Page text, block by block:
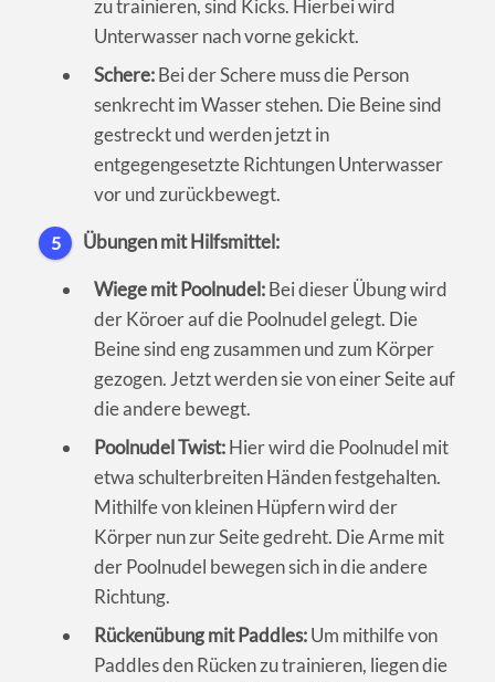
zu trainieren, sind Kicks. Hierbei wird
Unterwasser nach vorne gekickt.
Schere:Bei der Schere muss die Person
senkrecht im Wasser stehen. Die Beine sind
gestreckt und werden jetzt in
entgegengesetzte Richtungen Unterwasser
vor und zurückbewegt.
5 Übungen mit Hilfsmittel:
Wiege mit Poolnudel:Bei dieser Übung wird
der Köroer auf die Poolnudel gelegt. Die
Beine sind eng zusammen und zum Körper
gezogen. Jetzt werden sie von einer Seite auf
die andere bewegt.
Poolnudel Twist:Hier wird die Poolnudel mit
etwa schulterbreiten Händen festgehalten.
Mithilfe von kleinen Hüpfern wird der
Körper nun zur Seite gedreht. Die Arme mit
der Poolnudel bewegen sich in die andere
Richtung.
Rückenübung mit Paddles:Um mithilfe von
Paddles den Rücken zu trainieren, liegen die